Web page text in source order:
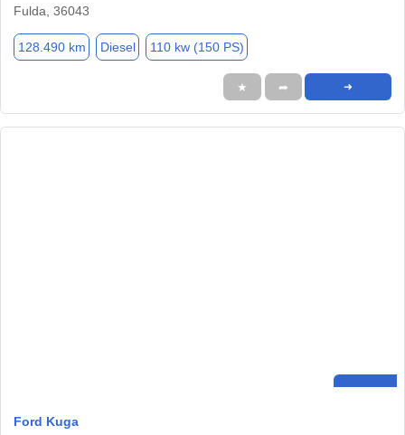
Fulda, 36043
128.490 km Diesel 110 kw (150 PS)
★ ➦ ➜
Ford Kuga